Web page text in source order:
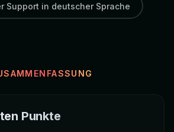
Support in deutscher Sprache
Punkte